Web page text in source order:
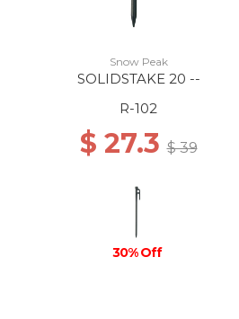
Snow Peak
SOLIDSTAKE 20 --
R-102
$ 27.3$ 39
30% Off